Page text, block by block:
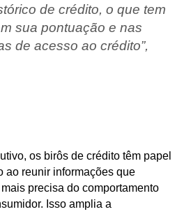
de crédito, o que tem
sua pontuação e nas
de acesso ao crédito”,
os birôs de crédito têm papel
ao reunir informações que
precisa do comportamento
Isso amplia a